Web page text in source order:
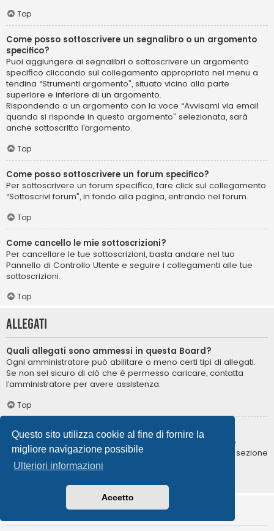
Questo sito utilizza cookie al fine di fornire la
migliore navigazione possibile
Ulteriori informazioni
Accetto
Top
Come posso sottoscrivere un segnalibro o un argomento
specifico?
Puoi aggiungere ai segnalibri o sottoscrivere un argomento
specifico cliccando sul collegamento appropriato nel menu a
tendina “Strumenti argomento”, situato vicino alla parte
superiore e inferiore di un argomento.
Rispondendo a un argomento con la voce “Avvisami via email
quando si risponde in questo argomento” selezionata, sarà
anche sottoscritto l’argomento.
Top
Come posso sottoscrivere un forum specifico?
Per sottoscrivere un forum specifico, fare click sul collegamento
“Sottoscrivi forum”, in fondo alla pagina, entrando nel forum.
Top
Come cancello le mie sottoscrizioni?
Per cancellare le tue sottoscrizioni, basta andare nel tuo
Pannello di Controllo Utente e seguire i collegamenti alle tue
sottoscrizioni.
Top
Allegati
Quali allegati sono ammessi in questa Board?
Ogni amministratore può abilitare o meno certi tipi di allegati.
Se non sei sicuro di ciò che è permesso caricare, contatta
l’amministratore per avere assistenza.
Top
Come posso trovare i miei allegati?
Per trovare la lista degli allegati da te caricati, vai nel tuo
Pannello di Controllo Utente e segui i collegamenti nella sezione
degli allegati.
Informazioni su phpBB